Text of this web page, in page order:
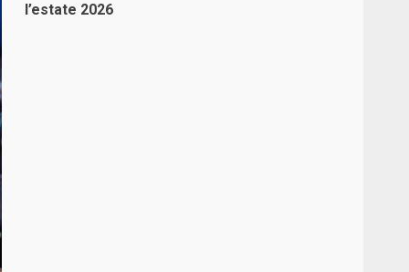
l’estate 2026